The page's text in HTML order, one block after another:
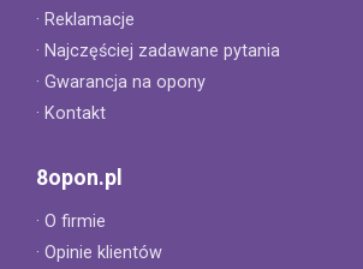
· Reklamacje
· Najczęściej zadawane pytania
· Gwarancja na opony
· Kontakt
8opon.pl
· O firmie
· Opinie klientów